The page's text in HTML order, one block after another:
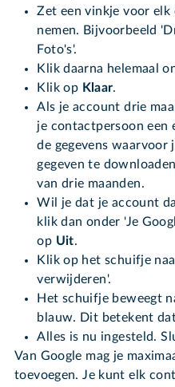
Zet een vinkje voor
nemen. Bijvoorbeeld
Foto's'.
Klik daarna helemaal
Klik op Klaar.
Als je account drie
je contactpersoon een
de gegevens waarvoor
gegeven te
van drie maanden.
Wil je dat je account
klik dan onder 'Je
op Uit.
Klik op het schuifje
verwijderen'.
Het schuifje beweegt
blauw. Dit betekent
Alles is nu ingesteld.
Van Google mag je
toevoegen. Je kunt elk